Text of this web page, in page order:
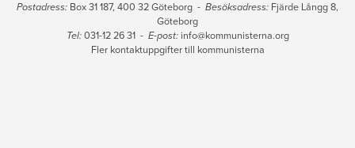
Postadress: Box 31 187, 400 32 Göteborg - Besöksadress: Fjärde Långg 8,
Göteborg
Tel:031-12 26 31 - E-post: info@kommunisterna.org
Fler kontaktuppgifter till kommunisterna